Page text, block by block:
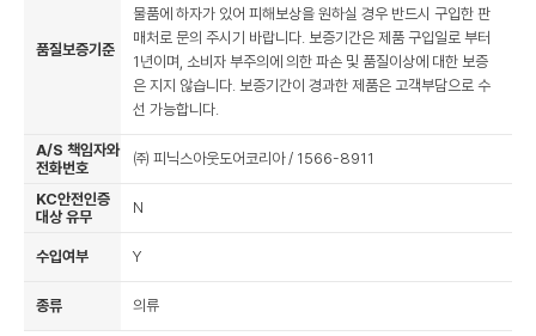
품질보증기준
물품에 하자가 있어 피해보상을 원하실 경우 반드시 구입한 판
매처로 문의 주시기 바랍니다. 보증기간은 제품 구입일로 부터
1년이며, 소비자 부주의에 의한 파손 및 품질이상에 대한 보증
은 지지 않습니다. 보증기간이 경과한 제품은 고객부담으로 수
선 가능합니다.
A/S 책임자와
전화번호
㈜ 피닉스아웃도어코리아 / 1566-8911
KC안전인증
대상 유무
N
수입여부 Y
종류 의류